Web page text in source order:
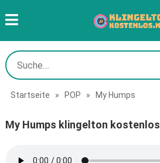
Startseite » POP » My Humps
My Humps klingelton kostenlos